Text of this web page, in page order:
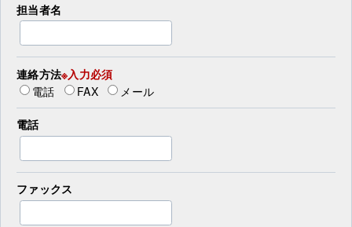
担当者名
連絡方法※入力必須
電話
FAX メール
電話
ファックス